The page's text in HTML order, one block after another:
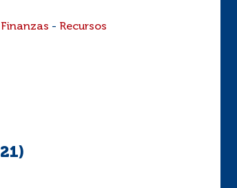
Finanzas - Recursos
21)